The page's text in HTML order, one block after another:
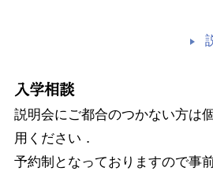
入学相談
説明会にご都合のつかない方は
用ください．
予約制となっておりますので事